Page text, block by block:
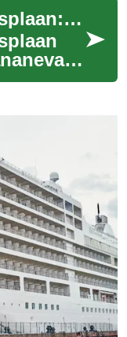
Personaalne hooldusplaan: koostamine ja peresisene koostöö